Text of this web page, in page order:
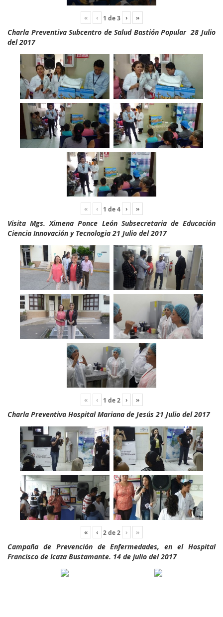
« ‹ 1 de3 › »
Charla Preventiva Subcentro de Salud Bastión Popular 28 Julio
del 2017
« ‹ 1 de4 › »
Visita Mgs. Ximena Ponce León Subsecretaria de Educación
Ciencia Innovación y Tecnologia 21 Julio del 2017
« ‹ 1 de2 › »
Charla Preventiva Hospital Mariana de Jesús 21 Julio del 2017
« ‹ 2de2 › »
Campaña de Prevención de Enfermedades, en el Hospital
Francisco de Icaza Bustamante. 14 de julio del 2017